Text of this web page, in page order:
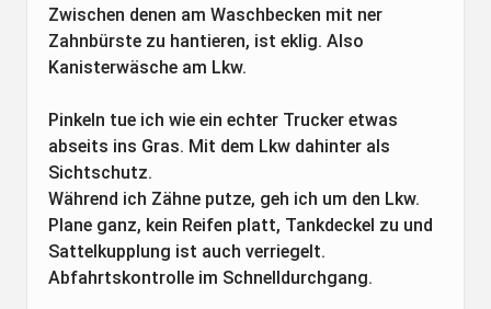
Zwischen denen am Waschbecken mit ner
Zahnbürste zu hantieren, ist eklig. Also
Kanisterwäsche am Lkw.
Pinkeln tue ich wie ein echter Trucker etwas
abseits ins Gras. Mit dem Lkw dahinter als
Sichtschutz.
Während ich Zähne putze, geh ich um den Lkw.
Plane ganz, kein Reifen platt, Tankdeckel zu und
Sattelkupplung ist auch verriegelt.
Abfahrtskontrolle im Schnelldurchgang.